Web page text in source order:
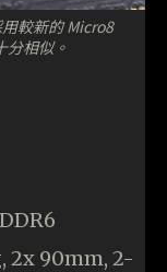
較新的 Micro8
分相似。
2x 90mm, 2-